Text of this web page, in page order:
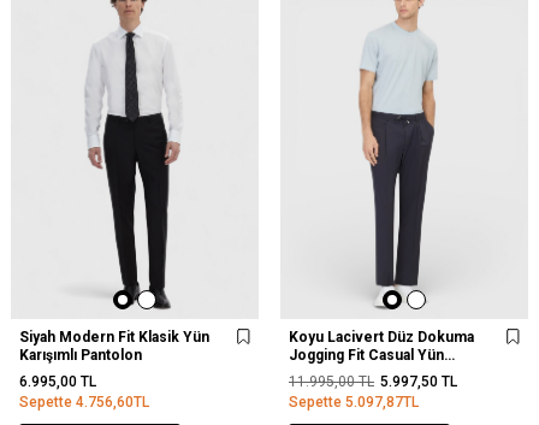
Siyah Modern Fit Klasik Yün
Karışımlı Pantolon
6.995,00 TL
Sepette 4.756,60TL
Koyu Lacivert Düz Dokuma
Jogging Fit Casual Yün
Karışımlı Pantolon
11.995,00TL 5.997,50 TL
Sepette 5.097,87TL